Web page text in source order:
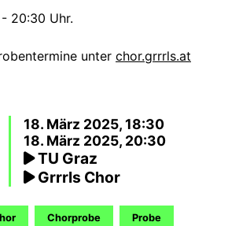
20:30 Uhr.
unter chor.grrrls.at
18. März 2025, 18:30
18. März 2025, 20:30
TU Graz
Grrrls Chor
Chorprobe Probe